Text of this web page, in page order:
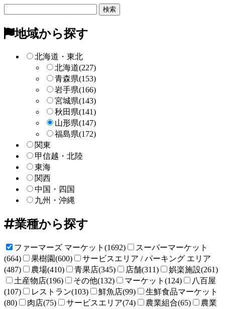
ー
検
地域から探す
北海道・東北
北海道(227)
青森県(153)
岩手県(166)
宮城県(143)
秋田県(141)
山形県(147)
福島県(172)
関東
甲信越・北陸
東海
関西
中国・四国
九州・沖縄
業種から探す
ファーマーズ マーケット(1692)
スーパーマーケット
(664)
果樹園(600)
サービスエリア / パーキング エリア
(487)
農場(410) 青果店(345) 店舗(311)
娯楽施設(261)
土産物店(196)
その他(132) マーケット(124)
八百屋
(107)
レストラン(103) 鮮魚店(99)
生鮮食品マーケット
(80)
肉店(75) サービスエリア(74) 農業組合(65)
農業